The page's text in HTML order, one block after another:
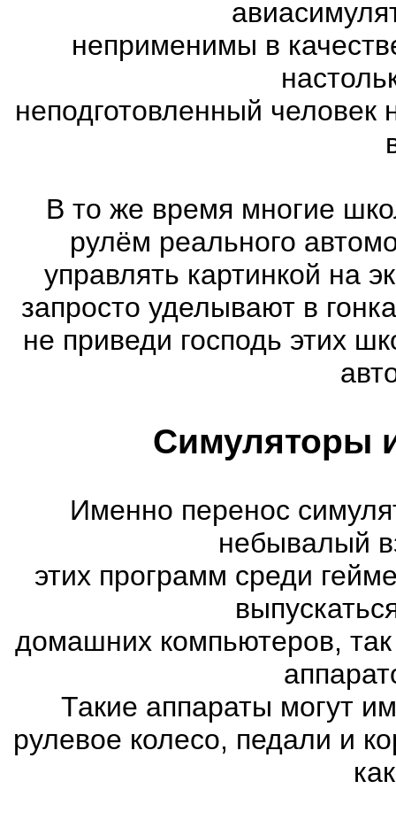
неприменимы в
неподготовленный
В то же время многие
рулём реального
управлять картинкой на
запросто уделывают в
не приведи господь этих
Симуляторы
Именно перенос
небывалый
этих программ среди
домашних компьютеров,
Такие аппараты могут
рулевое колесо, педали и